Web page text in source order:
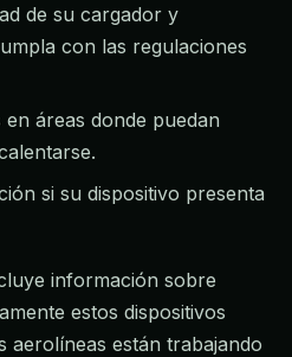
de su cargador y
con las regulaciones
áreas donde puedan
si su dispositivo presenta
información sobre
estos dispositivos
aerolíneas están trabajando